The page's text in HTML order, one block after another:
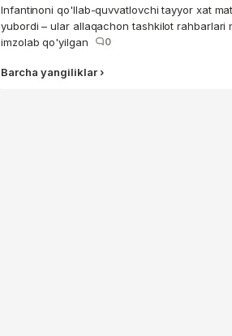
Infantinoni qo'llab-quvvatlovchi tayyor xat
yubordi – ular allaqachon tashkilot rahbarlari
imzolab qo'yilgan
0
Barcha yangiliklar ›